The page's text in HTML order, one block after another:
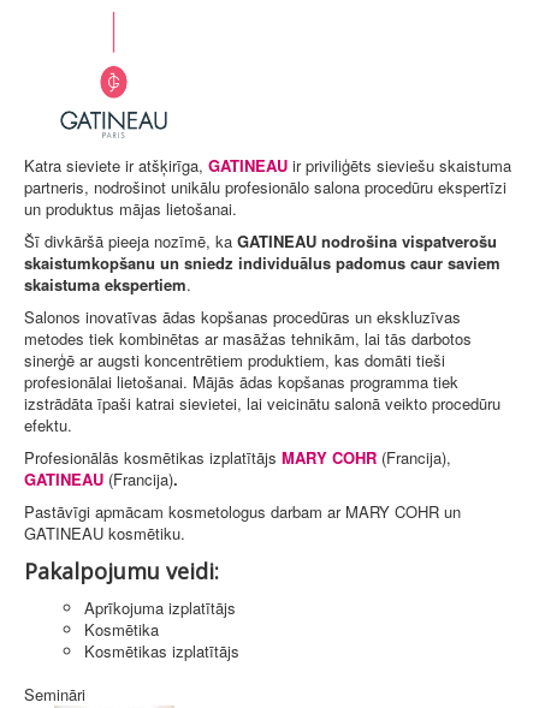
Katra sieviete ir atšķirīga, GATINEAU ir priviliģēts sieviešu skaistuma
partneris, nodrošinot unikālu profesionālo salona procedūru ekspertīzi
un produktus mājas lietošanai.
Šī divkāršā pieeja nozīmē, ka GATINEAU nodrošina vispatverošu
skaistumkopšanu un sniedz individuālus padomus caur saviem
skaistuma ekspertiem.
Salonos inovatīvas ādas kopšanas procedūras un ekskluzīvas
metodes tiek kombinētas ar masāžas tehnikām, lai tās darbotos
sinerģē ar augsti koncentrētiem produktiem, kas domāti tieši
profesionālai lietošanai. Mājās ādas kopšanas programma tiek
izstrādāta īpaši katrai sievietei, lai veicinātu salonā veikto procedūru
efektu.
Profesionālās kosmētikas izplatītājs MARY COHR (Francija),
GATINEAU (Francija).
Pastāvīgi apmācam kosmetologus darbam ar MARY COHR un
GATINEAU kosmētiku.
Pakalpojumu veidi:
Aprīkojuma izplatītājs
Kosmētika
Kosmētikas izplatītājs
Semināri